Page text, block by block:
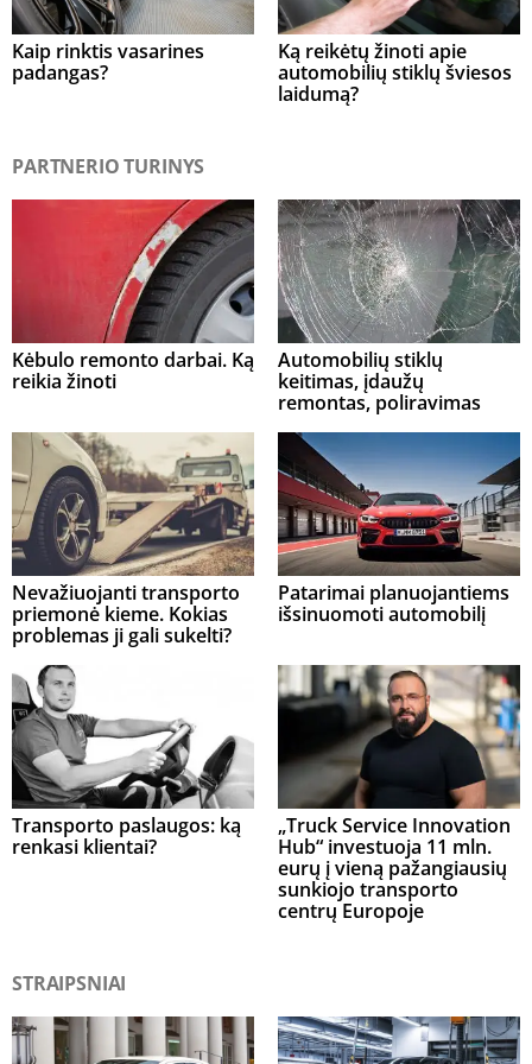
Kaip rinktis vasarines
padangas?
Ką reikėtų žinoti apie
automobilių stiklų šviesos
laidumą?
PARTNERIO TURINYS
Kėbulo remonto darbai. Ką
reikia žinoti
Automobilių stiklų
keitimas, įdaužų
remontas, poliravimas
Nevažiuojanti transporto
priemonė kieme. Kokias
problemas ji gali sukelti?
Patarimai planuojantiems
išsinuomoti automobilį
Transporto paslaugos: ką
renkasi klientai?
„Truck Service Innovation
Hub“ investuoja 11 mln.
eurų į vieną pažangiausių
sunkiojo transporto
centrų Europoje
STRAIPSNIAI